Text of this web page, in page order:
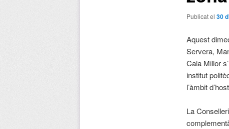
Publicat el 30
Aquest
Servera,
Cala Millor
institut
l’àmbit
La